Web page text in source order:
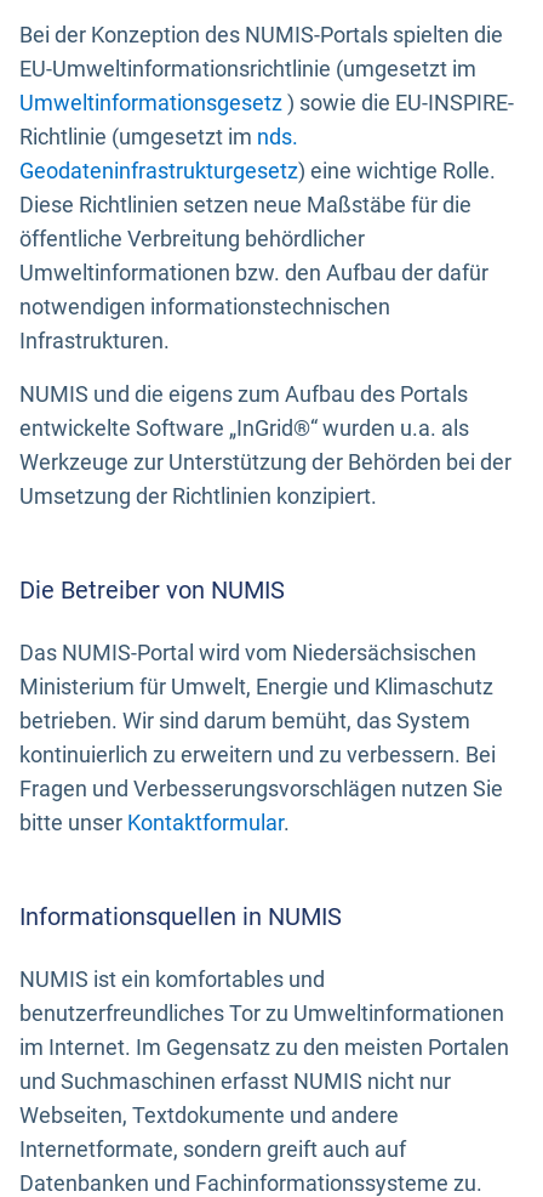
Bei der Konzeption des NUMIS-Portals spielten die
EU-Umweltinformationsrichtlinie (umgesetzt im
Umweltinformationsgesetz) sowie die EU-INSPIRE-
Richtlinie (umgesetzt im nds.
Geodateninfrastrukturgesetz) eine wichtige Rolle.
Diese Richtlinien setzen neue Maßstäbe für die
öffentliche Verbreitung behördlicher
Umweltinformationen bzw. den Aufbau der dafür
notwendigen informationstechnischen
Infrastrukturen.
NUMIS und die eigens zum Aufbau des Portals
entwickelte Software „InGrid®“ wurden u.a. als
Werkzeuge zur Unterstützung der Behörden bei der
Umsetzung der Richtlinien konzipiert.
Die Betreiber von NUMIS
Das NUMIS-Portal wird vom Niedersächsischen
Ministerium für Umwelt, Energie und Klimaschutz
betrieben. Wir sind darum bemüht, das System
kontinuierlich zu erweitern und zu verbessern. Bei
Fragen und Verbesserungsvorschlägen nutzen Sie
bitte unser Kontaktformular.
Informationsquellen in NUMIS
NUMIS ist ein komfortables und
benutzerfreundliches Tor zu Umweltinformationen
im Internet. Im Gegensatz zu den meisten Portalen
und Suchmaschinen erfasst NUMIS nicht nur
Webseiten, Textdokumente und andere
Internetformate, sondern greift auch auf
Datenbanken und Fachinformationssysteme zu.